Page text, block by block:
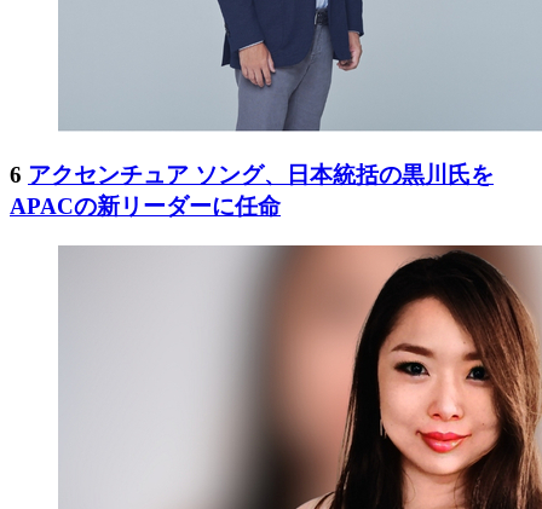
6 アクセンチュア ソング、日本統括の黒川氏を
APACの新リーダーに任命